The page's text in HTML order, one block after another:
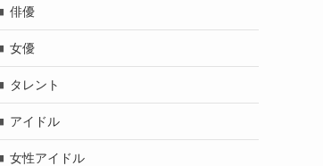
俳優
女優
タレント
アイドル
女性アイドル